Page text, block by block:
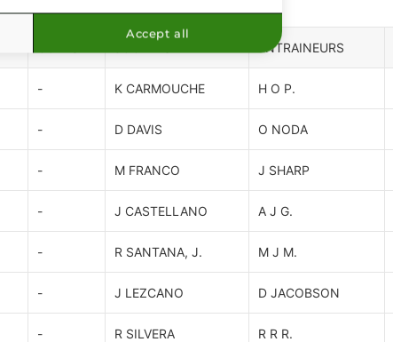
ENTRAINEURS
- K CARMOUCHE H O P.
- D DAVIS O NODA
- M FRANCO J SHARP
- J CASTELLANO A J G.
- R SANTANA, J. M J M.
- J LEZCANO D JACOBSON
- R SILVERA R R R.
Accept all